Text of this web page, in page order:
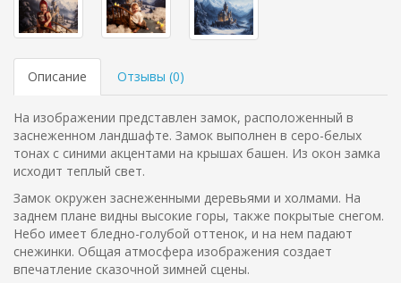
Описание Отзывы (0)
На изображении представлен замок, расположенный в
заснеженном ландшафте. Замок выполнен в серо-белых
тонах с синими акцентами на крышах башен. Из окон замка
исходит теплый свет.
Замок окружен заснеженными деревьями и холмами. На
заднем плане видны высокие горы, также покрытые снегом.
Небо имеет бледно-голубой оттенок, и на нем падают
снежинки. Общая атмосфера изображения создает
впечатление сказочной зимней сцены.